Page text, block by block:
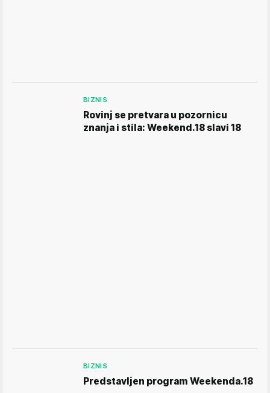
BIZNIS
Rovinj se pretvara u pozornicu
znanja i stila: Weekend.18 slavi 18
BIZNIS
Predstavljen program Weekenda.18